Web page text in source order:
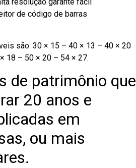
resolução garante fácil
de código de barras
são: 30 × 15 – 40 × 13 – 40 × 20
18 – 50 × 20 – 54 × 27.
de patrimônio que
20 anos e
em
ou mais